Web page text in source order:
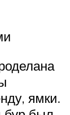
ямки.